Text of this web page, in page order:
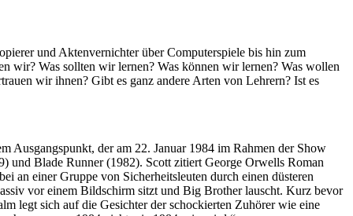
und Aktenvernichter über Computerspiele bis hin zum
wir? Was sollten wir lernen? Was können wir lernen? Was wollen
wir ihnen? Gibt es ganz andere Arten von Lehrern? Ist es
Ausgangspunkt, der am 22. Januar 1984 im Rahmen der Show
und Blade Runner (1982). Scott zitiert George Orwells Roman
an einer Gruppe von Sicherheitsleuten durch einen düsteren
vor einem Bildschirm sitzt und Big Brother lauscht. Kurz bevor
legt sich auf die Gesichter der schockierten Zuhörer wie eine